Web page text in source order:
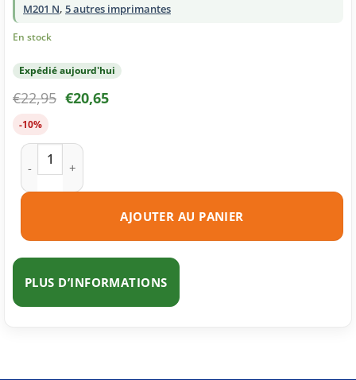
M201 N, 5 autres imprimantes
En stock
Expédié aujourd'hui
€22,95 €20,65
-10%
quantité de Toner compatible HP 83X (CF283X) noire
AJOUTER AU PANIER
PLUS D’INFORMATIONS